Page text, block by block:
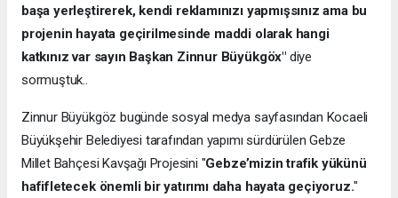
başa yerleştirerek, kendi reklamınızı yapmışsınız ama bu
projenin hayata geçirilmesinde maddi olarak hangi
katkınız var sayın Başkan Zinnur Büyükgöx" diye
sormuştuk..
Zinnur Büyükgöz bugünde sosyal medya sayfasından Kocaeli
Büyükşehir Belediyesi tarafından yapımı sürdürülen Gebze
Millet Bahçesi Kavşağı Projesini "Gebze’mizin trafik yükünü
hafifletecek önemli bir yatırımı daha hayata geçiyoruz."